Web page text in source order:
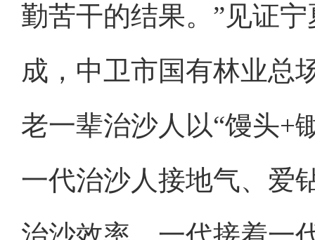
勤苦干的结果。”见证
成，中卫市国有林业总
老一辈治沙人以“馒头+
一代治沙人接地气、爱